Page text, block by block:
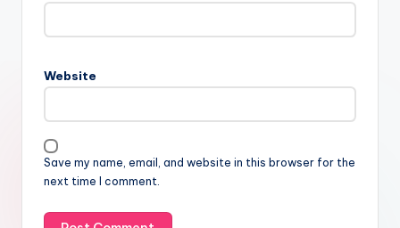
Website
Save my name, email, and website in this browser for the
next time I comment.